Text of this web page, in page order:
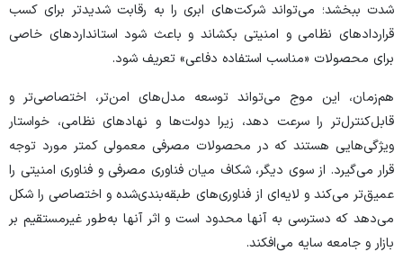
شدت ببخشد؛ می‌تواند شرکت‌های ابری را به رقابت شدیدتر برای کسب
قرارداد‌های نظامی و امنیتی بکشاند و باعث شود استاندارد‌های خاصی
برای محصولات «مناسب استفاده دفاعی» تعریف شود.
هم‌زمان، این موج می‌تواند توسعه مدل‌های امن‌تر، اختصاصی‌تر و
قابل‌کنترل‌تر را سرعت دهد، زیرا دولت‌ها و نهاد‌های نظامی، خواستار
ویژگی‌هایی هستند که در محصولات مصرفی معمولی کمتر مورد توجه
قرار می‌گیرد. از سوی دیگر، شکاف میان فناوری مصرفی و فناوری امنیتی را
عمیق‌تر می‌کند و لایه‌ای از فناوری‌های طبقه‌بندی‌شده و اختصاصی را شکل
می‌دهد که دسترسی به آنها محدود است و اثر آنها به‌طور غیرمستقیم بر
بازار و جامعه سایه می‌افکند.